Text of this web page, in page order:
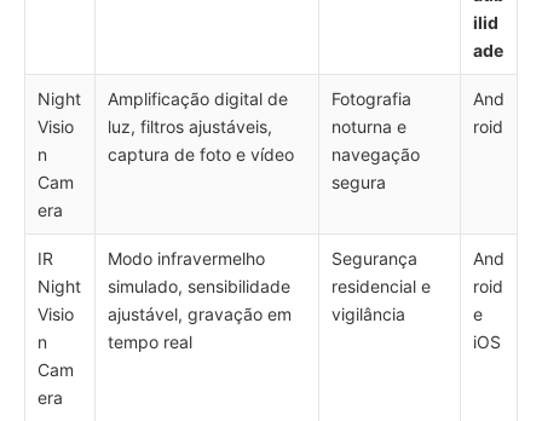
ilid
ade
Night
Visio
n
Cam
era
Amplificação digital de
luz, filtros ajustáveis,
captura de foto e vídeo
Fotografia
noturna e
navegação
segura
And
roid
IR
Night
Visio
n
Cam
era
Modo infravermelho
simulado, sensibilidade
ajustável, gravação em
tempo real
Segurança
residencial e
vigilância
And
roid
e
iOS